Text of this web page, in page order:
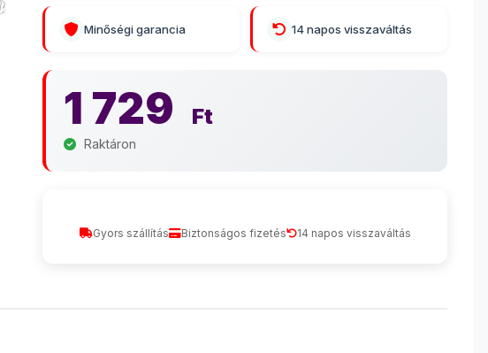
Minőségi garancia 14 napos visszaváltás
1 729 Ft
Raktáron
Gyors szállítás Biztonságos fizetés 14 napos visszaváltás